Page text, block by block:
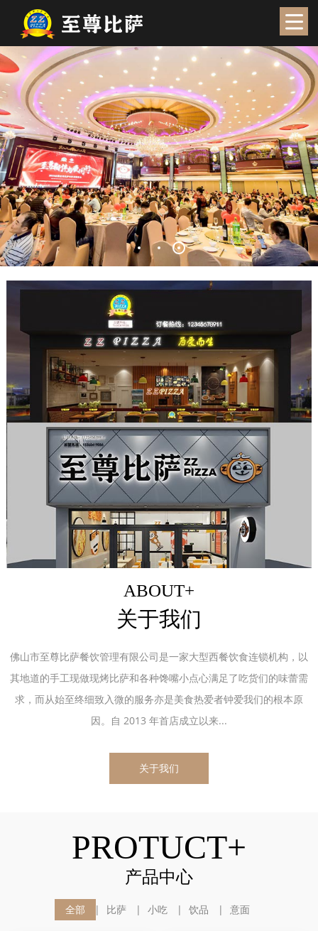
ABOUT+
关于我们
佛山市至尊比萨餐饮管理有限公司是一家大型西餐饮食连锁机构，以
其地道的手工现做现烤比萨和各种馋嘴小点心满足了吃货们的味蕾需
求，而从始至终细致入微的服务亦是美食热爱者钟爱我们的根本原
因。自 2013 年首店成立以来...
关于我们
PROTUCT+
产品中心
全部 比萨 小吃 饮品 意面